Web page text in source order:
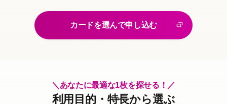
カードを選んで申し込む
＼あなたに最適な1枚を探せる！／
利用目的・特長から選ぶ